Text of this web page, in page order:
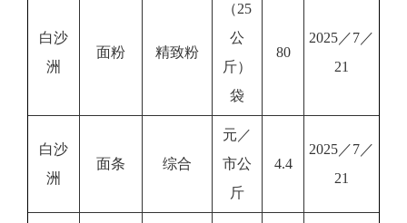
白沙
洲
面粉 精致粉
（25
公
斤）
袋
80
2025／7／
21
白沙
洲
面条 综合
元／
市公
斤
4.4
2025／7／
21